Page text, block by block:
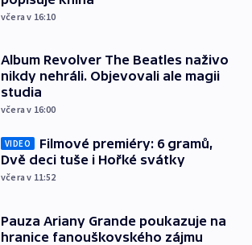
včera v 16:10
Album Revolver The Beatles naživo
nikdy nehráli. Objevovali ale magii
studia
včera v 16:00
VIDEO
Filmové premiéry: 6 gramů,
Dvě deci tuše i Hořké svátky
včera v 11:52
Pauza Ariany Grande poukazuje na
hranice fanouškovského zájmu